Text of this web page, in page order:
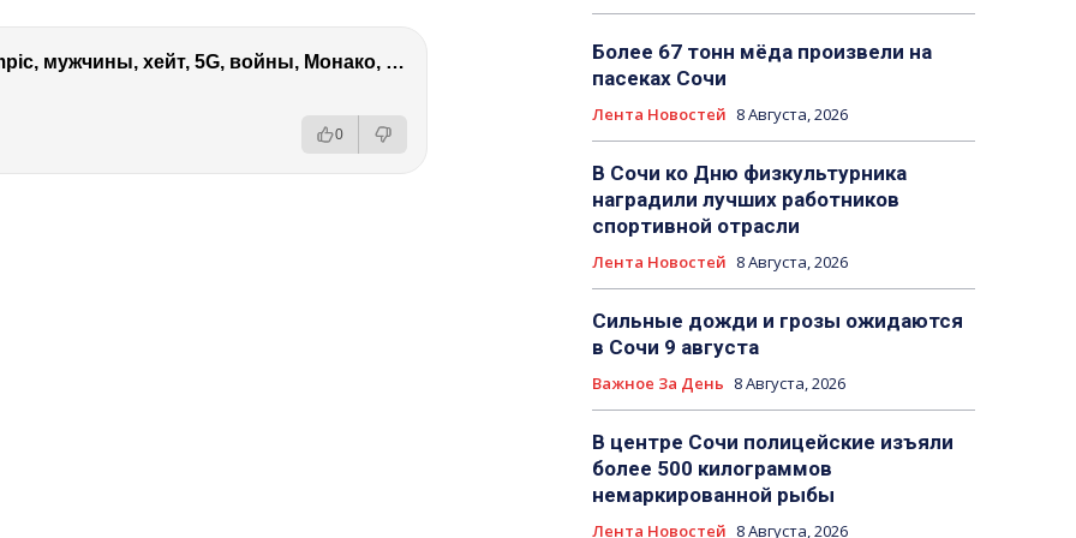
Виктория Боня – Эверест, P.Diddy, Ozempic, мужчины, хейт, 5G, войны, Монако, ДОМ-2, Трамп, Собчак
0
Более 67 тонн мёда произвели на
пасеках Сочи
Лента Новостей 8 Августа, 2026
В Сочи ко Дню физкультурника
наградили лучших работников
спортивной отрасли
Лента Новостей 8 Августа, 2026
Сильные дожди и грозы ожидаются
в Сочи 9 августа
Важное За День 8 Августа, 2026
В центре Сочи полицейские изъяли
более 500 килограммов
немаркированной рыбы
Лента Новостей 8 Августа, 2026